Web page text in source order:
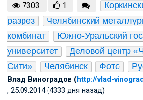
7303 1
разрез
Челябинский
комбинат
Южно-Уральский
университет
Деловой центр
Сити»
Челябинск Фото
Влад Виноградов (http://vlad-
, 25.09.2014 (4333 дня назад)